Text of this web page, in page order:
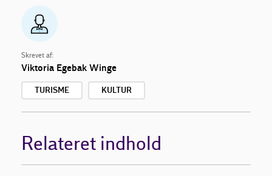
Skrevet af:
Viktoria Egebak Winge
TURISME KULTUR
Relateret indhold